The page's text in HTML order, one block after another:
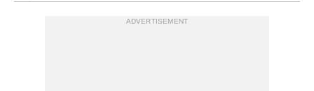
ADVERTISEMENT